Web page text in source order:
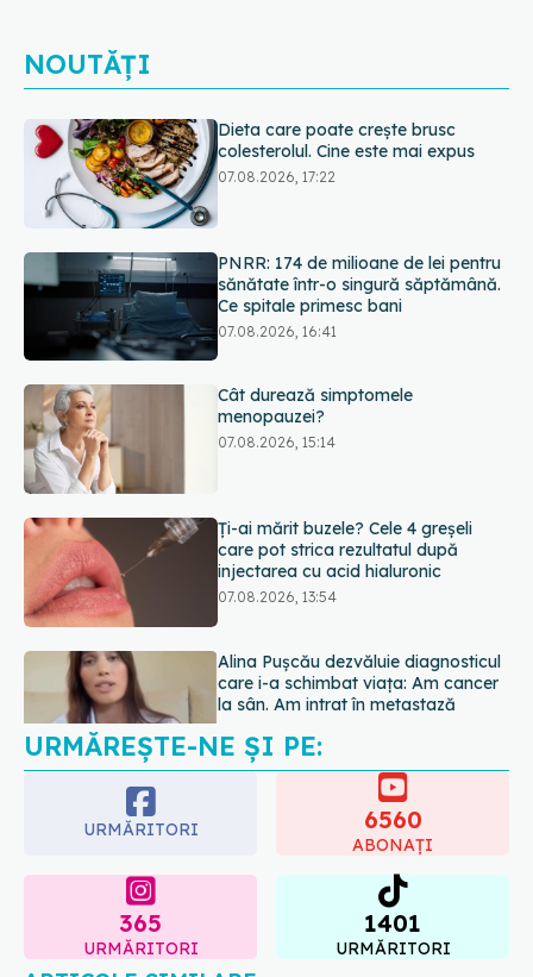
NOUTĂȚI
PNRR: 174 de milioane de lei pentru
sănătate într-o singură săptămână.
Ce spitale primesc bani
Cât durează simptomele
menopauzei?
07.08.2026, 15:14
Ți-ai mărit buzele? Cele 4 greșeli
care pot strica rezultatul după
injectarea cu acid hialuronic
Alina Pușcău dezvăluie diagnosticul
care i-a schimbat viața: Am cancer
la sân. Am intrat în metastază
Dieta care poate crește brusc
colesterolul. Cine este mai expus
URMĂREȘTE-NE ȘI PE:
URMĂRITORI
ABONAȚI
365
URMĂRITORI
1401
URMĂRITORI
ARTICOLE SIMILARE